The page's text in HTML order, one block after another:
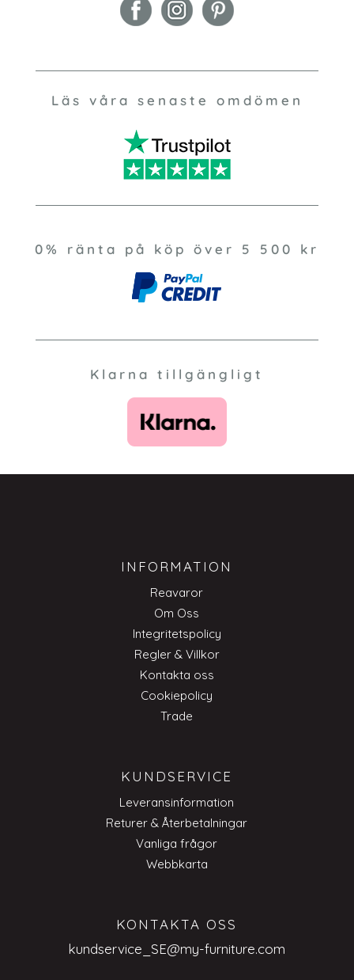
Läs våra senaste omdömen
0% ränta på köp över 5 500 kr
Klarna tillgängligt
INFORMATION
Reavaror
Om Oss
Integritetspolicy
Regler & Villkor
Kontakta oss
Cookiepolicy
Trade
KUNDSERVICE
Leveransinformation
Returer & Återbetalningar
Vanliga frågor
Webbkarta
KONTAKTA OSS
kundservice_SE@my-furniture.com